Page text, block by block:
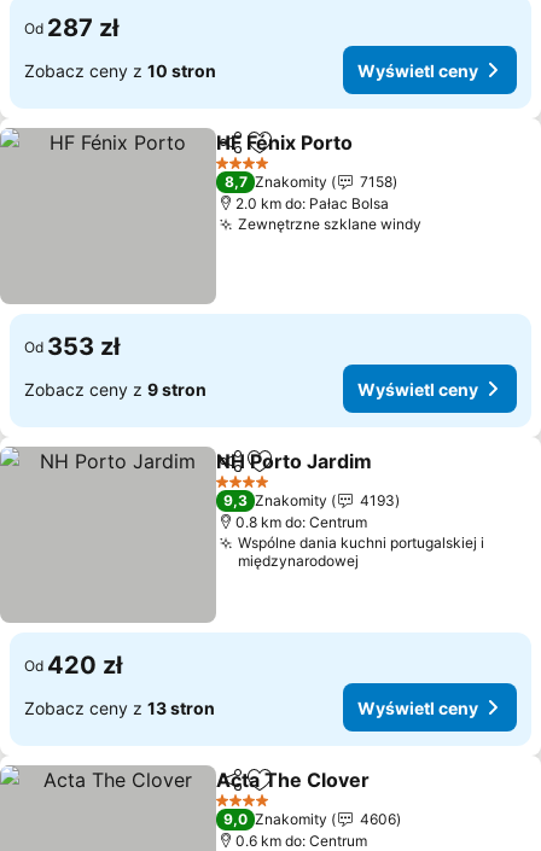
Od 287 zł
Zobacz ceny z 10 stron Wyświetl ceny
Udostępnij
Dodaj do ulubionych
HF Fénix Porto
4 Kategoria
8,7 Znakomity
7158
2.0 km do: Pałac Bolsa
Zewnętrzne szklane windy
Od 353 zł
Zobacz ceny z 9 stron Wyświetl ceny
UdostępnijDodaj do ulubionych
NH Porto Jardim
4 Kategoria
9,3 Znakomity
4193
0.8 km do: Centrum
Wspólne dania kuchni portugalskiej i
międzynarodowej
Od 420 zł
Zobacz ceny z 13 stron Wyświetl ceny
UdostępnijDodaj do ulubionych
Acta The Clover
4 Kategoria
9,0 Znakomity
4606
0.6 km do: Centrum